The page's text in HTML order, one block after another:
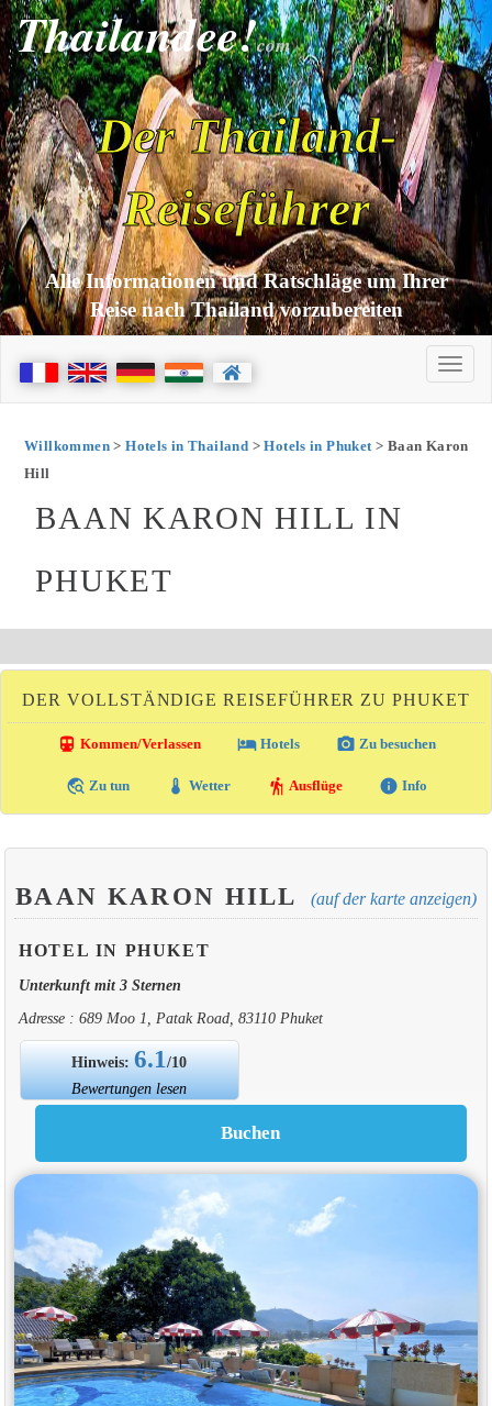
Thailandee!com
Der Thailand-
Reiseführer
Alle Informationen und Ratschläge um Ihrer
Reise nach Thailand vorzubereiten
Willkommen>Hotels in Thailand >Hotels in Phuket> Baan Karon
Hill
BAAN KARON HILL IN
PHUKET
DER VOLLSTÄNDIGE REISEFÜHRER ZU PHUKET
directions_transit Kommen/Verlassen local_hotelHotels photo_camera Zu besuchen
travel_explore Zu tun thermostat Wetter hiking Ausflüge info Info
BAAN KARON HILL (auf der karte anzeigen)
HOTEL IN PHUKET
Unterkunft mit 3 Sternen
Adresse : 689 Moo 1, Patak Road, 83110 Phuket
Hinweis:6.1/10
Bewertungen lesen